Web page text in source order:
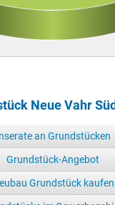
Neue Vahr
an Grundstücken
Grundstück-Angebot
Grundstück kaufen